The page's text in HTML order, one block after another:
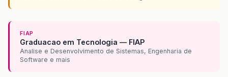
FIAP
Graduacao em Tecnologia — FIAP
Analise e Desenvolvimento de Sistemas, Engenharia de
Software e mais